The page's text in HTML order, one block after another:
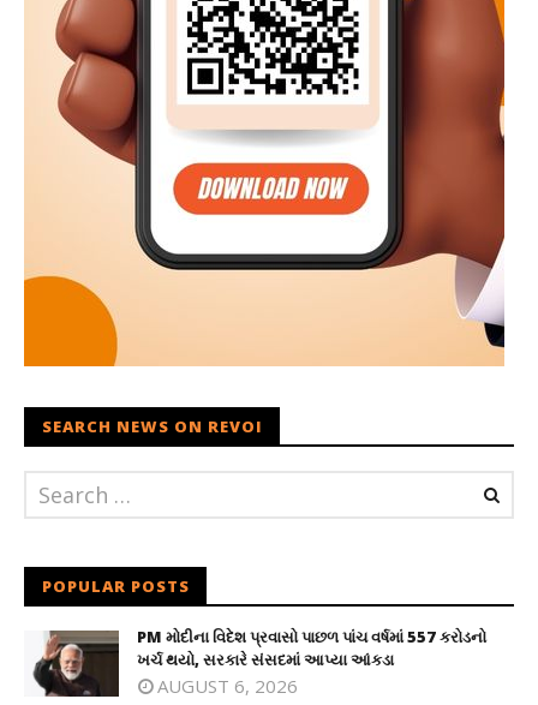
SEARCH NEWS ON REVOI
POPULAR POSTS
PM મોદીના વિદેશ પ્રવાસો પાછળ પાંચ વર્ષમાં 557 કરોડનો
ખર્ચ થયો, સરકારે સંસદમાં આપ્યા આંકડા
AUGUST 6, 2026